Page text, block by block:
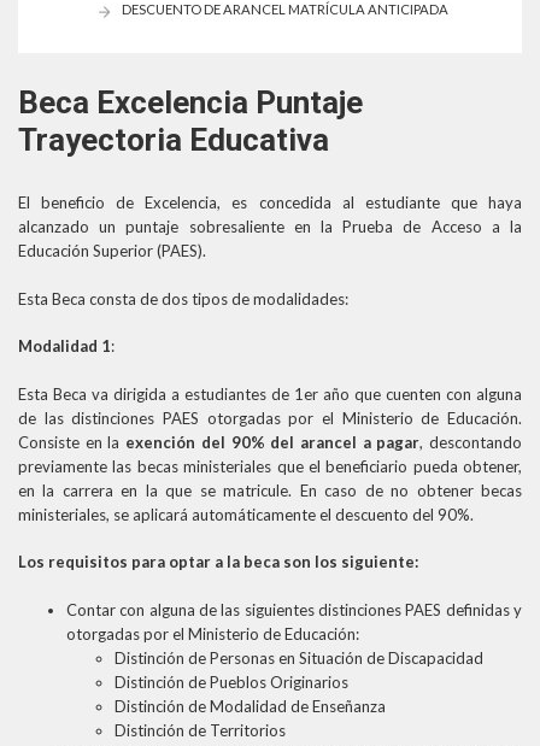
Beca Excelencia Puntaje
Trayectoria Educativa
El beneficio de Excelencia, es concedida al estudiante que haya
alcanzado un puntaje sobresaliente en la Prueba de Acceso a la
Educación Superior (PAES).
Esta Beca consta de dos tipos de modalidades:
Modalidad 1:
Esta Beca va dirigida a estudiantes de 1er año que cuenten con alguna
de las distinciones PAES otorgadas por el Ministerio de Educación.
Consiste en la exención del 90% del arancel a pagar, descontando
previamente las becas ministeriales que el beneficiario pueda obtener,
en la carrera en la que se matricule. En caso de no obtener becas
ministeriales, se aplicará automáticamente el descuento del 90%.
Los requisitos para optar a la beca son los siguiente:
Contar con alguna de las siguientes distinciones PAES definidas y
otorgadas por el Ministerio de Educación:
Distinción de Personas en Situación de Discapacidad
Distinción de Pueblos Originarios
Distinción de Modalidad de Enseñanza
Distinción de Territorios
DESCUENTO DE ARANCEL MATRÍCULA ANTICIPADA